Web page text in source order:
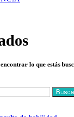
lo que estás